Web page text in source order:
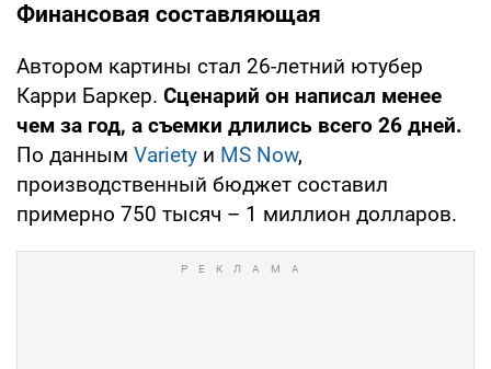
Финансовая составляющая
Автором картины стал 26-летний ютубер
Карри Баркер. Сценарий он написал менее
чем за год, а съемки длились всего 26 дней.
По данным Variety и MS Now,
производственный бюджет составил
примерно 750 тысяч – 1 миллион долларов.